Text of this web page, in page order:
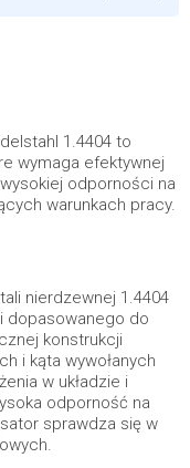
1.4404 to
wymaga efektywnej
odporności na
warunkach pracy.
nierdzewnej 1.4404
dopasowanego do
konstrukcji
i kąta wywołanych
w układzie i
odporność na
sprawdza się w